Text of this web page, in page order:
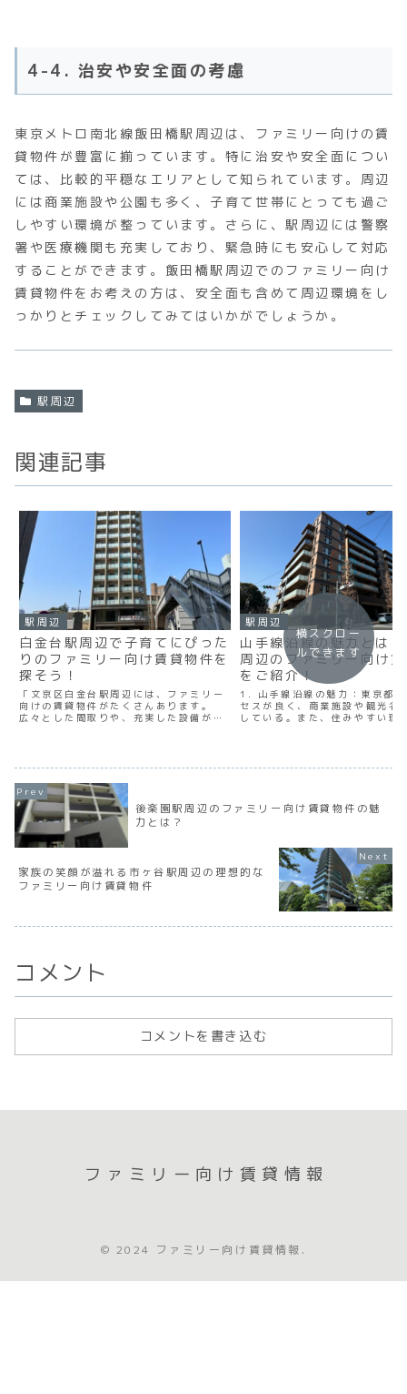
4-4. 治安や安全面の考慮
東京メトロ南北線飯田橋駅周辺は、ファミリー向けの賃
貸物件が豊富に揃っています。特に治安や安全面につい
ては、比較的平穏なエリアとして知られています。周辺
には商業施設や公園も多く、子育て世帯にとっても過ご
しやすい環境が整っています。さらに、駅周辺には警察
署や医療機関も充実しており、緊急時にも安心して対応
することができます。飯田橋駅周辺でのファミリー向け
賃貸物件をお考えの方は、安全面も含めて周辺環境をし
っかりとチェックしてみてはいかがでしょうか。
駅周辺
関連記事
駅周辺
白金台駅周辺で子育てにぴった
りのファミリー向け賃貸物件を
探そう！
「文京区白金台駅周辺には、ファミリー
向けの賃貸物件がたくさんあります。
広々とした間取りや、充実した設備が魅
しています。家族で快適な生活を送りた
おすすめします。」
駅周辺
山手線沿線の魅力とは
周辺のファミリー向け
をご紹介！
1. 山手線沿線の魅力：東京都
セスが良く、商業施設や観光名
している。また、住みやすい環
アクセスの良さなど、家族の暮
多くのファミリー向け賃貸物件
公園やスーパーマーケットなど
条件を明確にし、インターネッ
産会社のサイトを活用して物件
また、日当たりや周辺環境の確
重要。 5. 渋谷駅周辺のファミ
施設とイベント情報：渋谷駅周
供向けの遊び場や保育園、公園
る。 6. まとめ：山手線沿線の
横スクロー
ルできます
後楽園駅周辺のファミリー向け賃貸物件の魅
力とは？
家族の笑顔が溢れる市ヶ谷駅周辺の理想的な
ファミリー向け賃貸物件
コメント
コメントを書き込む
ファミリー向け賃貸情報
© 2024 ファミリー向け賃貸情報.